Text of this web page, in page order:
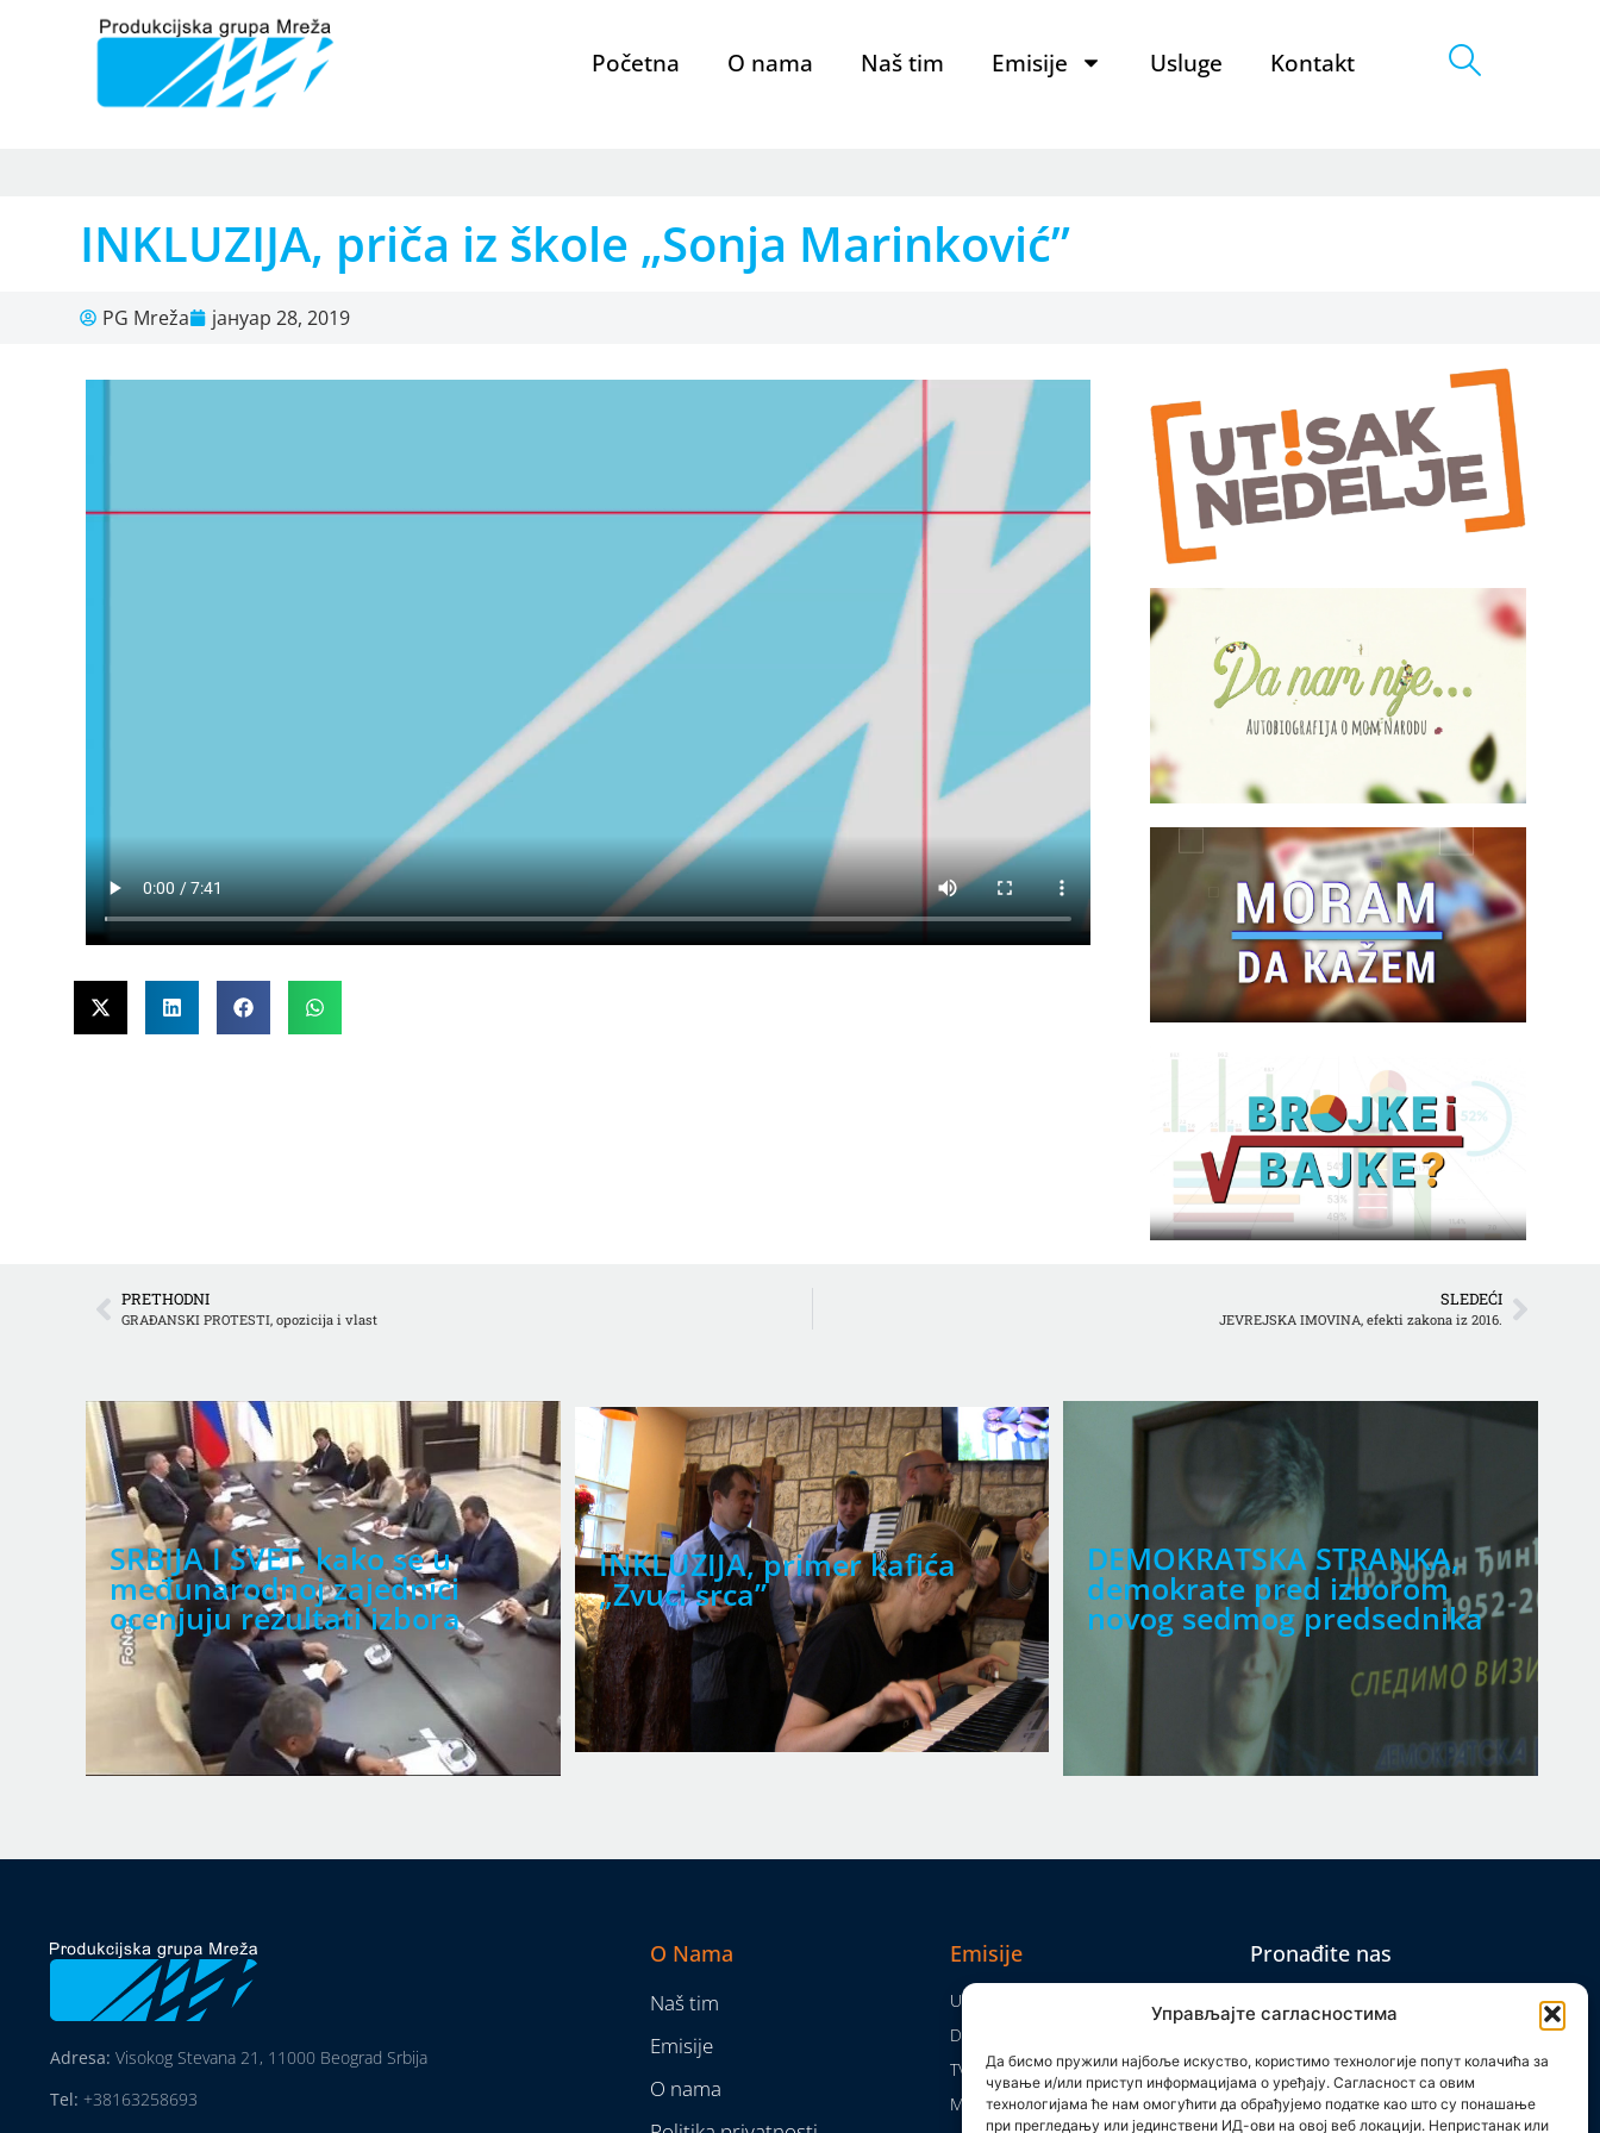
Управљајте сагласностима
Да бисмо пружили најбоље искуство, користимо технологије попут колачића за
чување и/или приступ информацијама о уређају. Сагласност са овим
технологијама ће нам омогућити да обрађујемо податке као што су понашање
при прегледању или јединствени ИД-ови на овој веб локацији. Непристанак или
Početna O nama Naš tim Emisije Usluge Kontakt
INKLUZIJA, priča iz škole „Sonja Marinković”
PG Mreža јануар 28, 2019
PRETHODNI
GRAĐANSKI PROTESTI, opozicija i vlast
SLEDEĆI
JEVREJSKA IMOVINA, efekti zakona iz 2016.
SRBIJA I SVET, kako se u
međunarodnoj zajednici
ocenjuju rezultati izbora
INKLUZIJA, primer kafića
„Zvuci srca”
DEMOKRATSKA STRANKA,
demokrate pred izborom
novog sedmog predsednika
Adresa: Visokog Stevana 21, 11000 Beograd Srbija
Tel: +38163258693
O Nama
Naš tim
Emisije
O nama
Emisije
Utisak nedelje
Da nam nije...
TV Mreža
Moram da kažem
Pronađite nas